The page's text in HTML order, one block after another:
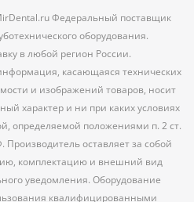
Федеральный поставщик
оборудования.
в любой регион России.
касающаяся технических
и изображений товаров, носит
характер и ни при каких условиях
определяемой положениями п. 2 ст.
Производитель оставляет за собой
комплектацию и внешний вид
уведомления. Оборудование
квалифицированными